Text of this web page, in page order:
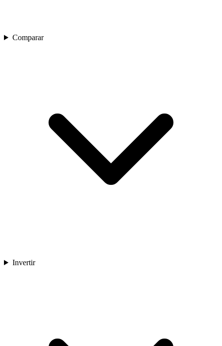
Comparar
Invertir